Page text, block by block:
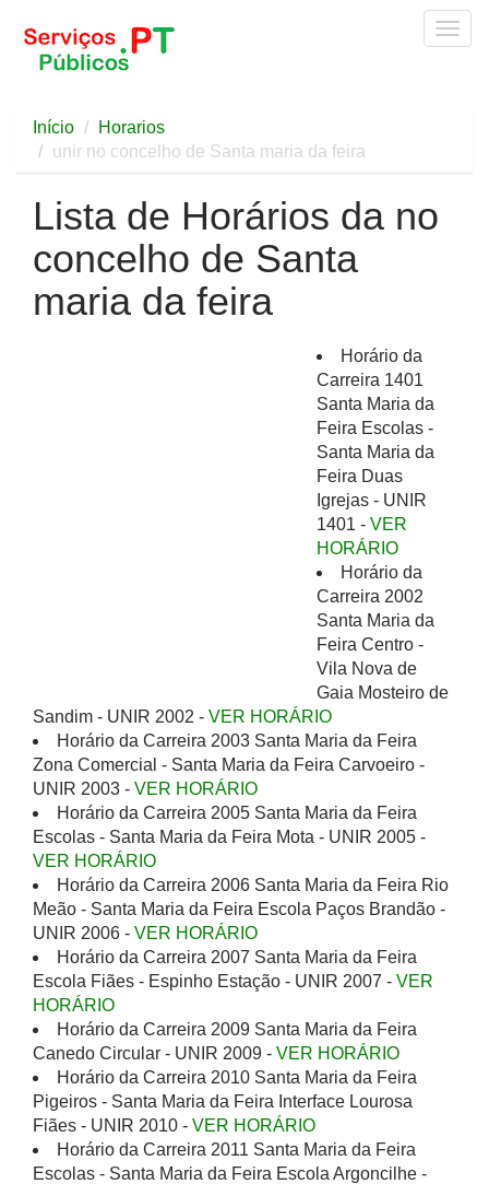
Início
Horarios
unir no concelho de Santa maria da feira
Lista de Horários da no
concelho de Santa
maria da feira
Horário da
Carreira 1401
Santa Maria da
Feira Escolas -
Santa Maria da
Feira Duas
Igrejas - UNIR
1401 - VER
HORÁRIO
Horário da
Carreira 2002
Santa Maria da
Feira Centro -
Vila Nova de
Gaia Mosteiro de
Sandim - UNIR 2002 - VER HORÁRIO
Horário da Carreira 2003 Santa Maria da Feira
Zona Comercial - Santa Maria da Feira Carvoeiro -
UNIR 2003 - VER HORÁRIO
Horário da Carreira 2005 Santa Maria da Feira
Escolas - Santa Maria da Feira Mota - UNIR 2005 -
VER HORÁRIO
Horário da Carreira 2006 Santa Maria da Feira Rio
Meão - Santa Maria da Feira Escola Paços Brandão -
UNIR 2006 - VER HORÁRIO
Horário da Carreira 2007 Santa Maria da Feira
Escola Fiães - Espinho Estação - UNIR 2007 - VER
HORÁRIO
Horário da Carreira 2009 Santa Maria da Feira
Canedo Circular - UNIR 2009 - VER HORÁRIO
Horário da Carreira 2010 Santa Maria da Feira
Pigeiros - Santa Maria da Feira Interface Lourosa
Fiães - UNIR 2010 - VER HORÁRIO
Horário da Carreira 2011 Santa Maria da Feira
Escolas - Santa Maria da Feira Escola Argoncilhe -